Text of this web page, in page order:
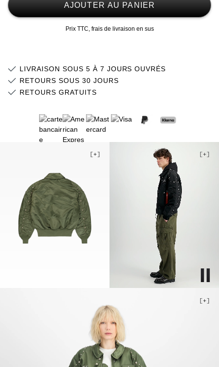
S Stock faible
XL
AJOUTER AU PANIER
Prix TTC, frais de livraison en sus
LIVRAISON SOUS 5 À 7 JOURS OUVRÉS
RETOURS SOUS 30 JOURS
RETOURS GRATUITS